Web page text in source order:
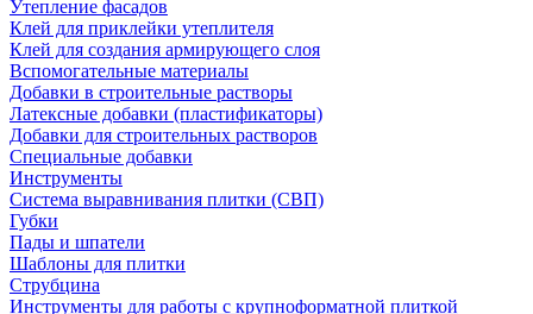
Утепление фасадов
Клей для приклейки утеплителя
Клей для создания армирующего слоя
Вспомогательные материалы
Добавки в строительные растворы
Латексные добавки (пластификаторы)
Добавки для строительных растворов
Специальные добавки
Инструменты
Система выравнивания плитки (СВП)
Губки
Пады и шпатели
Шаблоны для плитки
Струбцина
Инструменты для работы с крупноформатной плиткой